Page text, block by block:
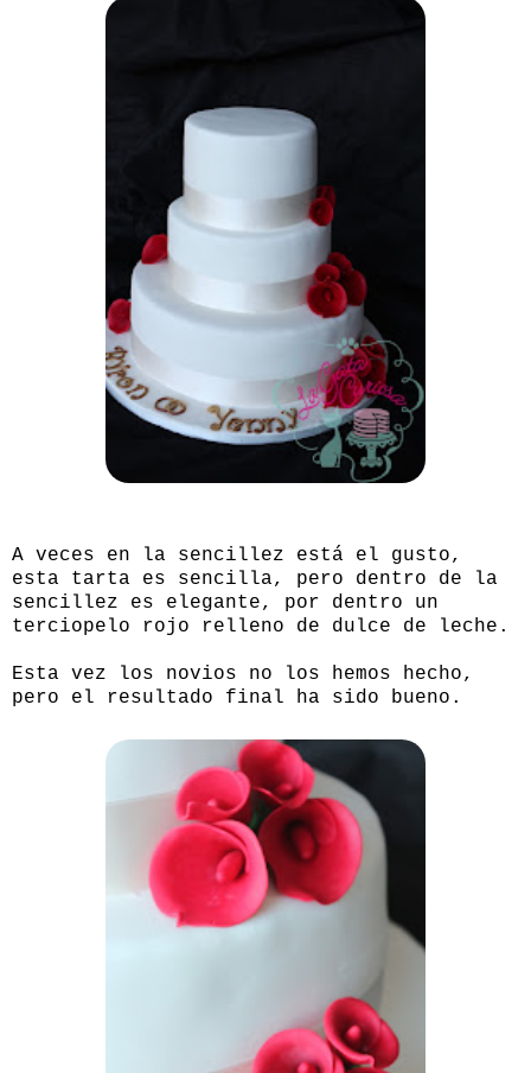
A veces en la sencillez está el gusto,
esta tarta es sencilla, pero dentro de la
sencillez es elegante, por dentro un
terciopelo rojo relleno de dulce de leche.
Esta vez los novios no los hemos hecho,
pero el resultado final ha sido bueno.